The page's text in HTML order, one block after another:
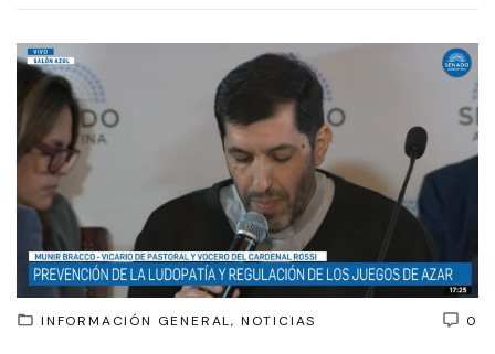
0
INFORMACIÓN GENERAL NOTICIAS